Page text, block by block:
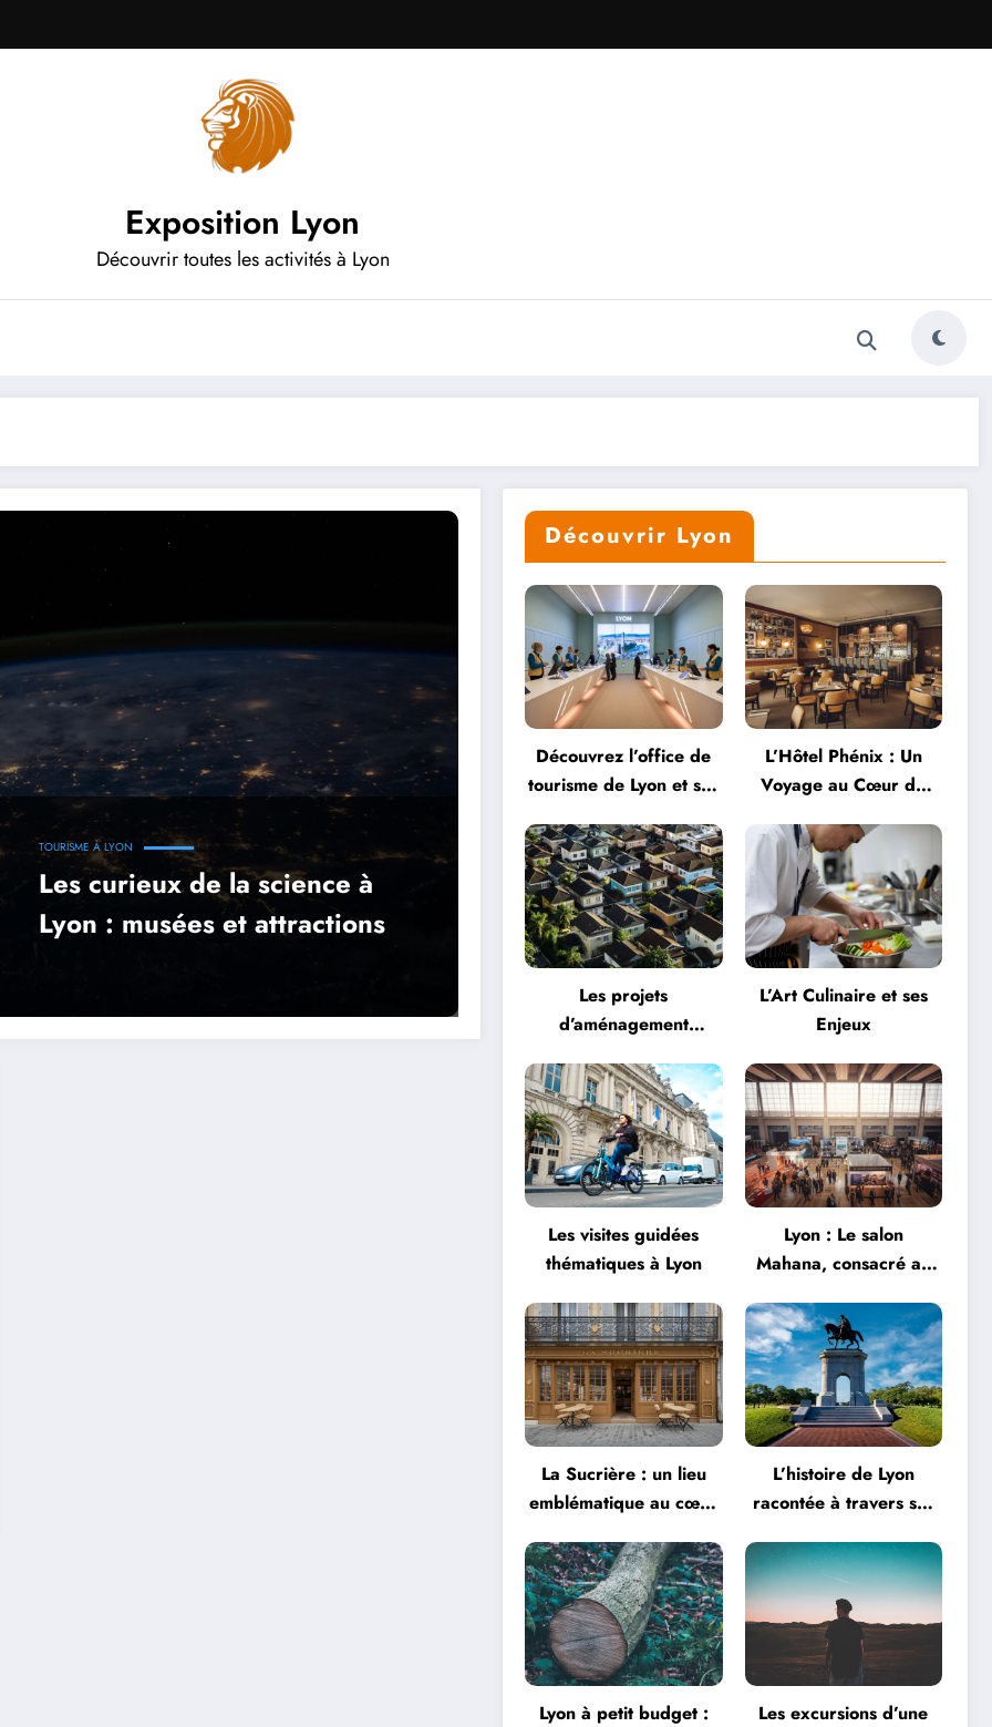
Exposition Lyon
Découvrir toutes les activités à Lyon
TOURISME À LYON
Les curieux de la science à
Lyon : musées et attractions
Découvrir Lyon
Découvrez l’office de
tourisme de Lyon et ses
L’Hôtel Phénix : Un
Voyage au Cœur de
Les projets
d’aménagement
L’Art Culinaire et ses
Enjeux
Les visites guidées
thématiques à Lyon
Lyon : Le salon
Mahana, consacré au
grand retour à la Halle
Tony Garnier
La Sucrière : un lieu
emblématique au cœur
L’histoire de Lyon
racontée à travers ses
Lyon à petit budget :
Les excursions d’une